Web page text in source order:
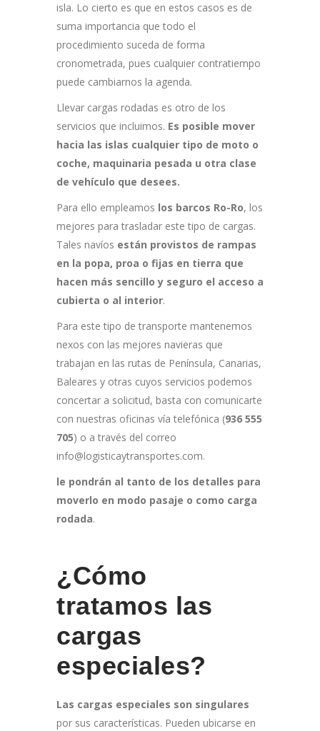
isla. Lo cierto es que en estos casos es de
suma importancia que todo el
procedimiento suceda de forma
cronometrada, pues cualquier contratiempo
puede cambiarnos la agenda.
Llevar cargas rodadas es otro de los
servicios que incluimos. Es posible mover
hacia las islas cualquier tipo de moto o
coche, maquinaria pesada u otra clase
de vehículo que desees.
Para ello empleamos los barcos Ro-Ro, los
mejores para trasladar este tipo de cargas.
Tales navíos están provistos de rampas
en la popa, proa o fijas en tierra que
hacen más sencillo y seguro el acceso a
cubierta o al interior.
Para este tipo de transporte mantenemos
nexos con las mejores navieras que
trabajan en las rutas de Península, Canarias,
Baleares y otras cuyos servicios podemos
concertar a solicitud, basta con comunicarte
con nuestras oficinas vía telefónica (936 555
705) o a través del correo
info@logisticaytransportes.com.
le pondrán al tanto de los detalles para
moverlo en modo pasaje o como carga
rodada.
¿Cómo
tratamos las
cargas
especiales?
Las cargas especiales son singulares
por sus características. Pueden ubicarse en